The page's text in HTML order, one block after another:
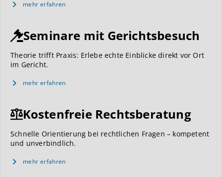
mehr erfahren
Seminare mit Gerichtsbesuch
Theorie trifft Praxis: Erlebe echte Einblicke direkt vor Ort
im Gericht.
mehr erfahren
Kostenfreie Rechtsberatung
Schnelle Orientierung bei rechtlichen Fragen – kompetent
und unverbindlich.
mehr erfahren